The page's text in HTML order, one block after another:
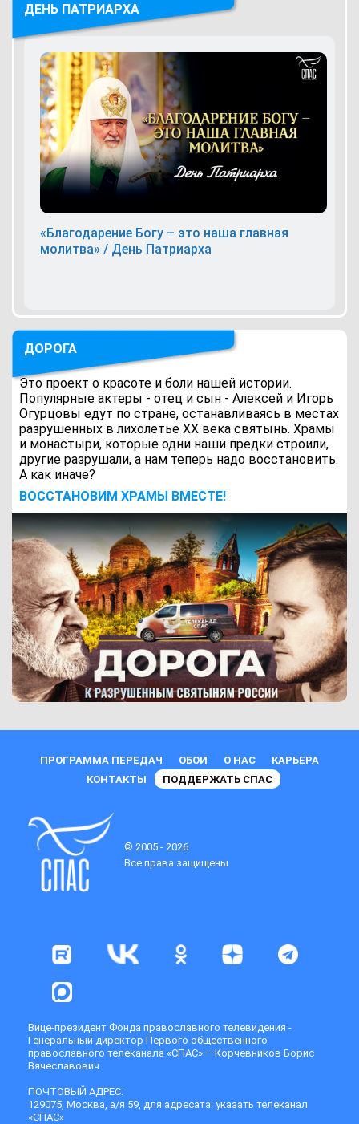
ДЕНЬ ПАТРИАРХА
«Благодарение Богу – это наша главная
молитва» / День Патриарха
ДОРОГА
Это проект о красоте и боли нашей истории.
Популярные актеры - отец и сын - Алексей и Игорь
Огурцовы едут по стране, останавливаясь в местах
разрушенных в лихолетье ХХ века святынь. Храмы
и монастыри, которые одни наши предки строили,
другие разрушали, а нам теперь надо восстановить.
А как иначе?
ВОCСТАНОВИМ ХРАМЫ ВМЕСТЕ!
ПРОГРАММА ПЕРЕДАЧ ОБОИ О НАС
КАРЬЕРА
КОНТАКТЫ
ПОДДЕРЖАТЬ СПАС
© 2005 - 2026
Все права защищены
Вице-президент Фонда православного телевидения -
Генеральный директор Первого общественного
православного телеканала «СПАС» – Корчевников Борис
Вячеславович
ПОЧТОВЫЙ АДРЕС:
129075, Москва, а/я 59, для адресата: указать телеканал
«СПАС»